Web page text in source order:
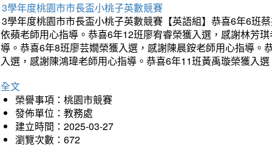
學年度桃園市市長盃小桃子英數競賽
學年度桃園市市長盃小桃子英數競賽【英語組】恭喜6年6班
蘋老師用心指導。恭喜6年12班廖宥睿榮獲入選，感謝林芳
。恭喜6年8班廖芸嫺榮獲入選，感謝陳晨銨老師用心指導
選，感謝陳鴻瑋老師用心指導。恭喜6年11班黃禹璇榮獲入
文
榮譽事項：桃園市競賽
發佈單位：教務處
建立時間：2025-03-27
瀏覽次數：672